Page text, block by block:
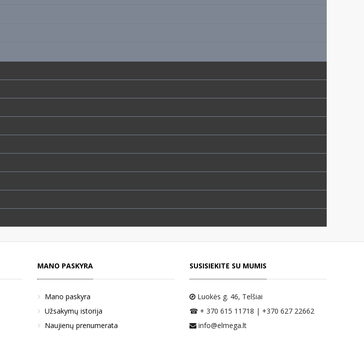
MANO PASKYRA
Mano paskyra
Užsakymų istorija
Naujienų prenumerata
SUSISIEKITE SU MUMIS
Luokės g. 46, Telšiai
☎ + 370 615 11718 | +370 627 22662
info@elmega.lt